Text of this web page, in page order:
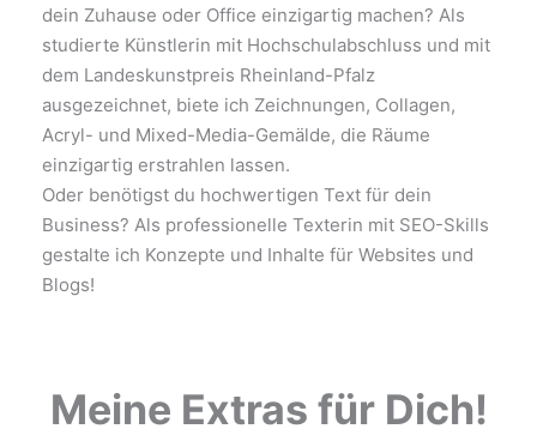
dein Zuhause oder Office einzigartig machen? Als
studierte Künstlerin mit Hochschulabschluss und mit
dem Landeskunstpreis Rheinland-Pfalz
ausgezeichnet, biete ich Zeichnungen, Collagen,
Acryl- und Mixed-Media-Gemälde, die Räume
einzigartig erstrahlen lassen.
Oder benötigst du hochwertigen Text für dein
Business? Als professionelle Texterin mit SEO-Skills
gestalte ich Konzepte und Inhalte für Websites und
Blogs!
Meine Extras für Dich!